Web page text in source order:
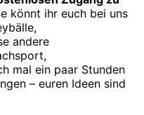
könnt ihr euch bei uns
andere
mal ein paar Stunden
– euren Ideen sind